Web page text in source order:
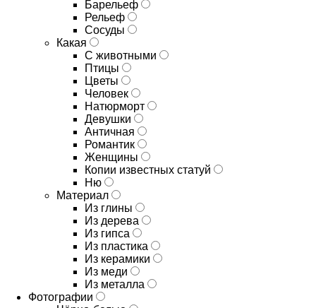
Барельеф
Рельеф
Сосуды
Какая
С животными
Птицы
Цветы
Человек
Натюрморт
Девушки
Античная
Романтик
Женщины
Копии известных статуй
Ню
Материал
Из глины
Из дерева
Из гипса
Из пластика
Из керамики
Из меди
Из металла
Фотографии